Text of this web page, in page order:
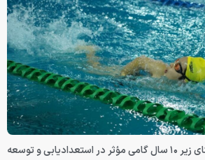
حسین گرایلی: جشنواره شنای زیر ۱۰ سال گامی مؤثر در استعدادیابی و توسعه